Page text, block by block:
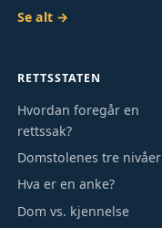
Se alt →
RETTSSTATEN
Hvordan foregår en
rettssak?
Domstolenes tre nivåer
Hva er en anke?
Dom vs. kjennelse